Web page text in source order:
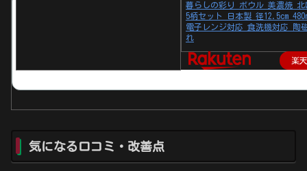
暮らしの彩り ボウル 美濃焼 北
5柄セット 日本製 径12.5cm
電子レンジ対応 食洗機対応 陶
れ
楽
気になる口コミ・改善点